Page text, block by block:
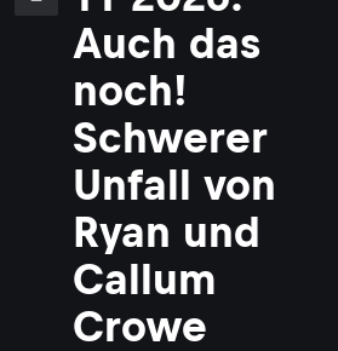
Auch das
noch!
Schwerer
Unfall von
Ryan und
Callum
Crowe